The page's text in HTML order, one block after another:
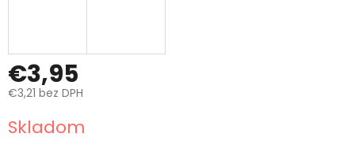
€3,95
€3,21 bez DPH
cena:
Skladom